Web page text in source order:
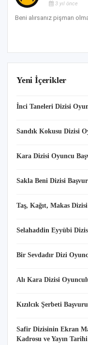
3 yıl önce
Beni alırsanız pişman
Yeni İçerikler
İnci Taneleri Dizisi
Sandık Kokusu Dizisi
Kara Dizisi Oyuncu
Sakla Beni Dizisi
Taş, Kağıt, Makas
Selahaddin Eyyübi
Bir Sevdadır Dizi
Alı Kara Dizisi
Kızılcık Şerbeti
Safir Dizisinin Ekran
Kadrosu ve Yayın Tarihi